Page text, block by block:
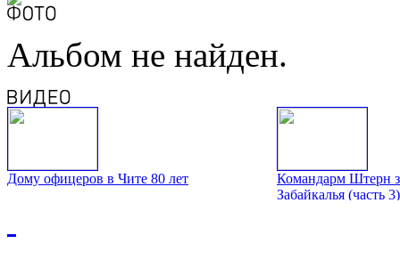
Альбом не найден.
Дому офицеров в Чите 80 лет
Командарм Штерн
Забайкалья (часть 3)